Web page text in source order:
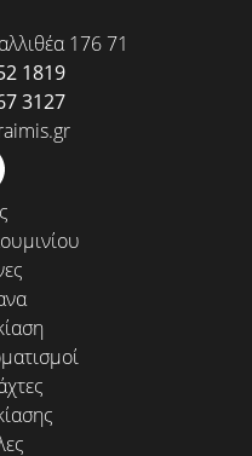
176 71
1819
3127